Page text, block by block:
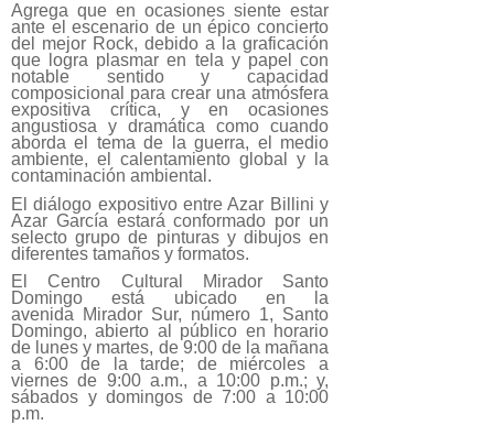
Agrega que en ocasiones siente estar
ante el escenario de un épico concierto
del mejor Rock, debido a la graficación
que logra plasmar en tela y papel con
notable sentido y capacidad
composicional para crear una atmósfera
expositiva crítica, y en ocasiones
angustiosa y dramática como cuando
aborda el tema de la guerra, el medio
ambiente, el calentamiento global y la
contaminación ambiental.
El diálogo expositivo entre Azar Billini y
Azar García estará conformado por un
selecto grupo de pinturas y dibujos en
diferentes tamaños y formatos.
El Centro Cultural Mirador Santo
Domingo está ubicado en la
avenida Mirador Sur, número 1, Santo
Domingo, abierto al público en horario
de lunes y martes, de 9:00 de la mañana
a 6:00 de la tarde; de miércoles a
viernes de 9:00 a.m., a 10:00 p.m.; y,
sábados y domingos de 7:00 a 10:00
p.m.